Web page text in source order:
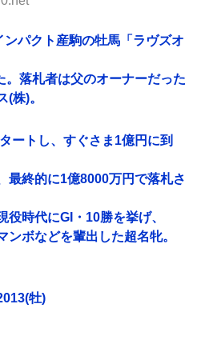
ンパクト産駒の牡馬「ラヴズオ
。落札者は父のオーナーだった
(株)。
ートし、すぐさま1億円に到
最終的に1億8000万円で落札さ
時代にGI・10勝を挙げ、
ボなどを輩出した超名牝。
牡)